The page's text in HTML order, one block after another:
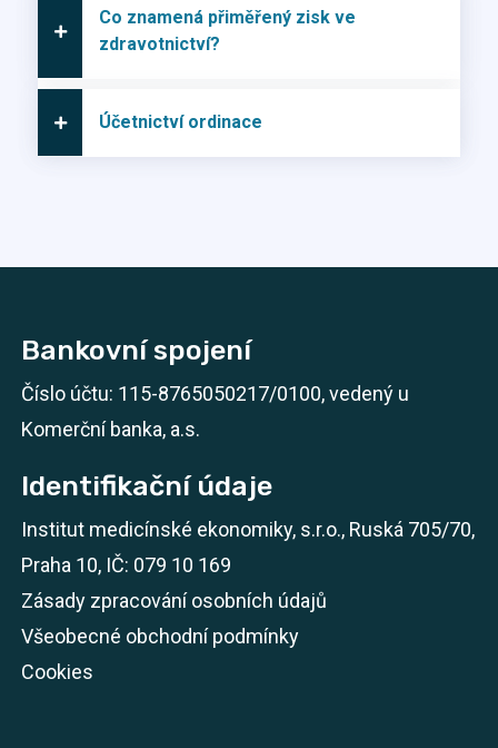
Co znamená přiměřený zisk ve
zdravotnictví?
Účetnictví ordinace
Bankovní spojení
Číslo účtu: 115-8765050217/0100, vedený u
Komerční banka, a.s.
Identifikační údaje
Institut medicínské ekonomiky, s.r.o., Ruská 705/70,
Praha 10, IČ: 079 10 169
Zásady zpracování osobních údajů
Všeobecné obchodní podmínky
Cookies